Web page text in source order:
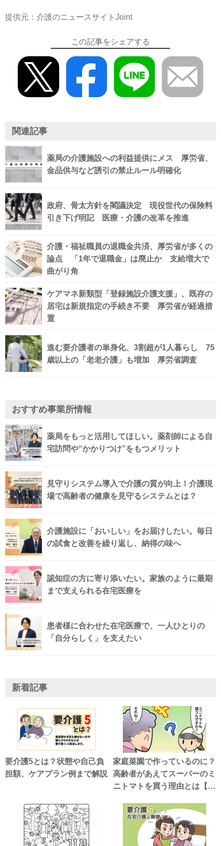
提供元：介護のニュースサイトJoint
この記事をシェアする
関連記事
薬局の介護施設への利益提供にメス 厚労省、
金品供与など誘引の禁止ルール明確化
政府、骨太方針を閣議決定 現役世代の保険料
引き下げ明記 医療・介護の改革を推進
介護・福祉職員の退職金共済、厚労省が多くの
論点 「1年で退職金」は廃止か 支給増大で
曲がり角
ケアマネ新類型「登録施設介護支援」、既存の
居宅は新規指定の手続き不要 厚労省が経過措
置
進む要介護者の単身化、3割超が1人暮らし 75
歳以上の「老老介護」も増加 厚労省調査
おすすめ事業所情報
薬局をもっと活用してほしい。薬剤師による自
宅訪問や“かかりつけ”をもつメリット
見守りシステム導入で介護の質が向上！介護現
場で高齢者の健康を見守るシステムとは？
介護施設に「おいしい」をお届けしたい。毎日
の試食と改善を繰り返し、納得の味へ
認知症の方に寄り添いたい。家族のように最期
まで支えられる在宅医療を
患者様に合わせた在宅医療で、一人ひとりの
「自分らしく」を支えたい
新着記事
要介護5とは？状態や自己負
担額、ケアプラン例まで解説
家庭菜園で作っているのに？
高齢者があえてスーパーのミ
ニトマトを買う理由とは【介